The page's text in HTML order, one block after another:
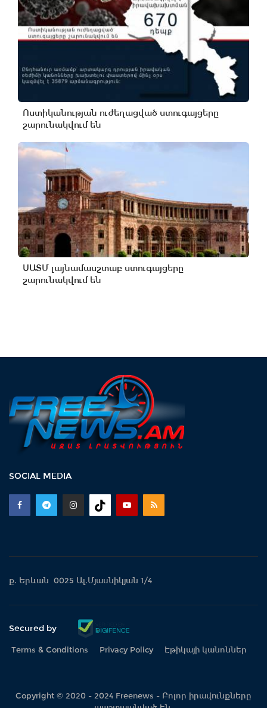
Ոստիկանության ուժեղացված ստուգայցերը
շարունակվում են
ՍԱՏՄ լայնամասշտաբ ստուգայցերը
շարունակվում են
SOCIAL MEDIA
ք. Երևան 0025 Ալ.Մյասնիկյան 1/4
Secured by
Terms & Conditions Privacy Policy Էթիկայի կանոններ
Copyright © 2020 - 2024 Freenews - Բոլոր իրավունքները